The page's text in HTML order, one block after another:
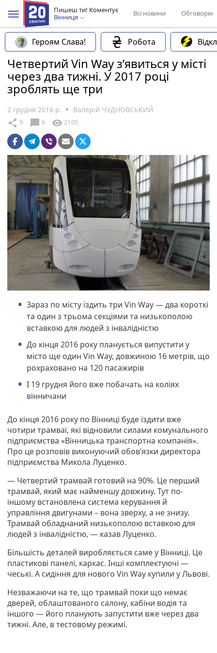
Пишеш ти! Коментує
Вінниця
Всі новини
Героям Слава! Робота
Четвертий Vin Way з’явиться у місті
через два тижні. У 2017 році
зроблять ще три
2 грудня 2016 р. Валерій ЧУДНОВСЬКИЙ
share 9 chat_bubble 6 visibility 2105
Зараз по місту їздить три Vin Way — два короткі
та один з трьома секціями та низькополою
вставкою для людей з інвалідністю
До кінця 2016 року планується випустити у
місто ще один Vin Way, довжиною 16 метрів, що
рохраховано на 120 пасажирів
І 19 грудня його вже побачать на коліях
вінничани
До кінця 2016 року по Вінниці буде їздити вже
чотири трамваї, які відновили силами комунального
підприємства «Вінницька транспортна компанія».
Про це розповів виконуючий обов’язки директора
підприємства Микола Луценко.
— Четвертий трамвай готовий на 90%. Це перший
трамвай, який має найменшу довжину. Тут по-
іншому встановлена система керування й
управління двигунами – вона зверху, а не знизу.
Трамвай обладнаний низькополою вставкою для
людей з інвалідністю, — казав Луценко.
Більшість деталей виробляється саме у Вінниці. Це
пластикові панелі, каркас. Інші комплектуючі —
чеські. А сидіння для нового Vin Way купили у Львові.
Незважаючи на те, що трамвай поки що немає
дверей, облаштованого салону, кабіни водія та
іншого — його планують запустити вже через два
тижні. Але, в тестовому режимі.